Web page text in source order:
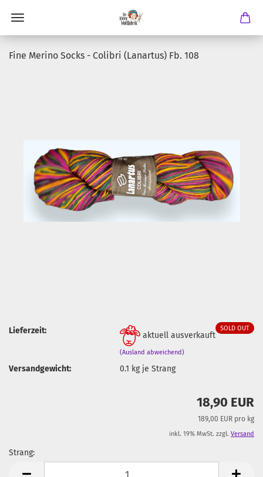
Fine Merino Socks - Colibri (Lanartus) Fb. 108
SOLD OUT
Lieferzeit: aktuell ausverkauft
(Ausland abweichend)
Versandgewicht: 0.1 kg je Strang
18,90 EUR
189,00 EUR pro kg
inkl. 19% MwSt. zzgl. Versand
Strang: